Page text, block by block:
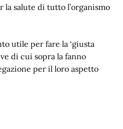
la salute di tutto l’organismo
utile per fare la ‘giusta
di cui sopra la fanno
per il loro aspetto